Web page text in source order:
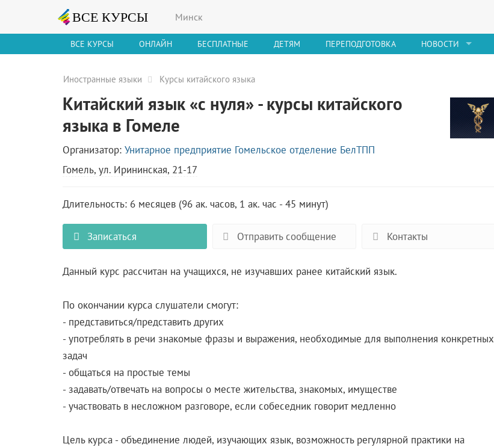
Минск
ВСЕ КУРСЫ ОНЛАЙН БЕСПЛАТНЫЕ ДЕТЯМ ПЕРЕПОДГОТОВКА НОВОСТИ
Иностранные языки Курсы китайского языка
Китайский язык «с нуля» - курсы китайского
языка в Гомеле
Организатор: Унитарное предприятие Гомельское отделение БелТПП
Гомель, ул. Ирининская, 21-17
Длительность: 6 месяцев (96 ак. часов, 1 ак. час - 45 минут)
Записаться Отправить сообщение Контакты
Данный курс рассчитан на учащихся, не изучавших ранее китайский язык.
По окончании курса слушатели смогут:
- представиться/представить других
- употреблять в речи знакомые фразы и выражения, необходимые для выполнения конкретных
задач
- общаться на простые темы
- задавать/отвечать на вопросы о месте жительства, знакомых, имуществе
- участвовать в несложном разговоре, если собеседник говорит медленно
Цель курса - объединение людей, изучающих язык, возможность регулярной практики на